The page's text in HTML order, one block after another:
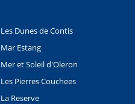
Les Dunes de Contis
Mar Estang
Mer et Soleil d'Oleron
Les Pierres Couchees
La Reserve